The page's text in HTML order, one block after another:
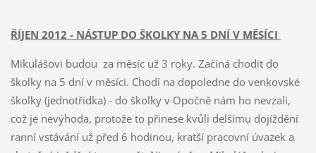
ŘÍJEN 2012 - NÁSTUP DO ŠKOLKY NA 5 DNÍ V MĚSÍCI
Mikulášovi budou za měsíc už 3 roky. Začíná chodit do
školky na 5 dní v měsíci. Chodí na dopoledne do venkovské
školky (jednotřídka) - do školky v Opočně nám ho nevzali,
což je nevýhoda, protože to přinese kvůli delšímu dojíždění
ranní vstávání už před 6 hodinou, kratší pracovní úvazek a